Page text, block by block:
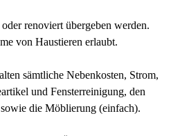
renoviert übergeben werden.
von Haustieren erlaubt.
sämtliche Nebenkosten, Strom,
und Fensterreinigung, den
die Möblierung (einfach).